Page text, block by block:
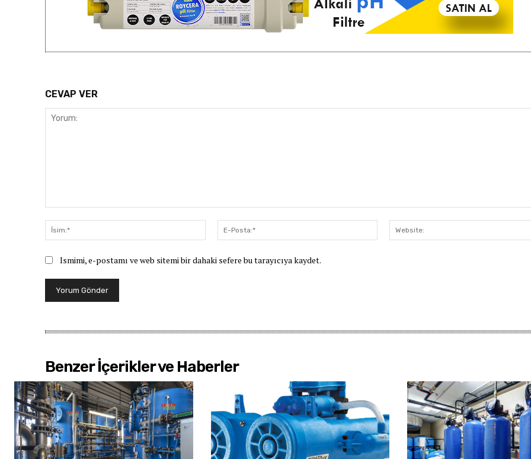
CEVAP VER
İsim:*
Posta:*
Ismimi, e-postamı ve web sitemi bir dahaki sefere bu tarayıcıya kaydet.
Benzer İçerikler ve Haberler